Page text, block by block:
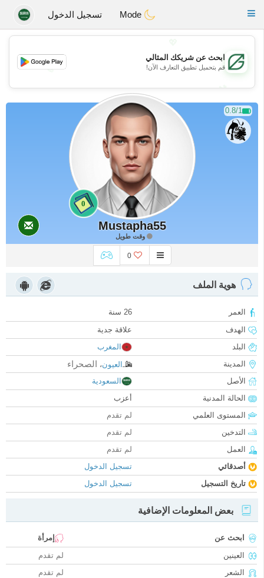
GulfDating
Toggle
تسجيل الدخول
💖
💕
💕
ابحث عن شريكك المثالي
قم بتحميل تطبيق التعارف الآن!
0.8/1
0
Mustapha55
وقت طويل
0
هوية الملف
العمر
26 سنة
الهدف
علاقة جدية
البلد
المغرب
المدينة
العيون، الصحراء
الأصل
السعودية
الحالة المدنية
أعزب
المستوى العلمي
لم تقدم
التدخين
لم تقدم
العمل
لم تقدم
أصدقائي
تسجيل الدخول
تاريخ التسجيل
تسجيل الدخول
بعض المعلومات الإضافية
ابحث عن
إمرأة
العينين
لم تقدم
الشعر
لم تقدم